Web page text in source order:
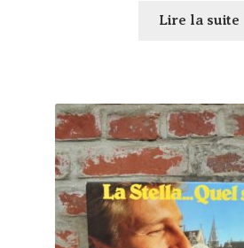
Règlement
Lire la suite